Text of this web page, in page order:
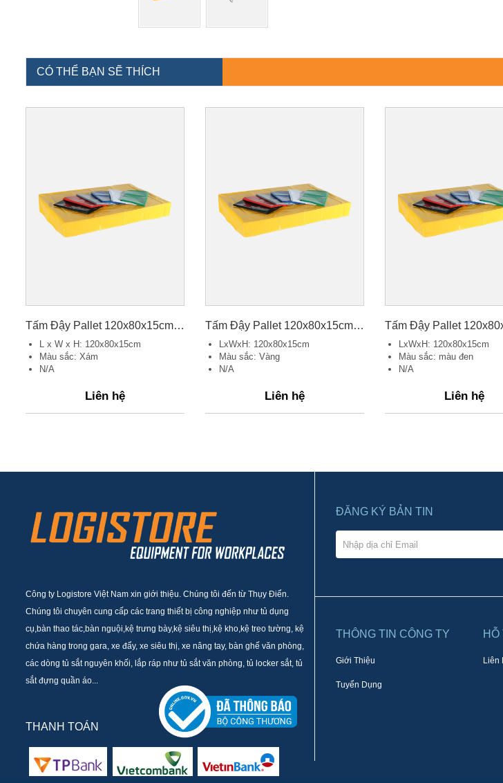
CÓ THỂ BẠN SẼ THÍCH
Tấm Đậy Pallet 120x80x15cm, Màu Xám
L x W x H: 120x80x15cm
Màu sắc: Xám
N/A
Liên hệ
Tấm Đậy Pallet 120x80x15cm, Màu Vàng
LxWxH: 120x80x15cm
Màu sắc: Vàng
N/A
Liên hệ
LxWxH: 120x80x15cm
Màu sắc: màu đen
N/A
Liên hệ
Công ty Logistore Việt Nam xin giới thiệu. Chúng tôi đến từ Thụy Điển.
Chúng tôi chuyên cung cấp các trang thiết bị công nghiệp như tủ dụng
cụ,bàn thao tác,bàn nguội,kệ trưng bày,kệ siêu thị,kệ kho,kệ treo tường, kệ
chứa hàng trong gara, xe đẩy, xe siêu thị, xe nâng tay, bàn ghế văn phòng,
các dòng tủ sắt nguyên khối, lắp ráp như tủ sắt văn phòng, tủ locker sắt, tủ
sắt đựng quần áo...
THANH TOÁN
ĐĂNG KÝ BẢN TIN
THÔNG TIN CÔNG TY
Giới Thiệu
Tuyển Dụng
Liên